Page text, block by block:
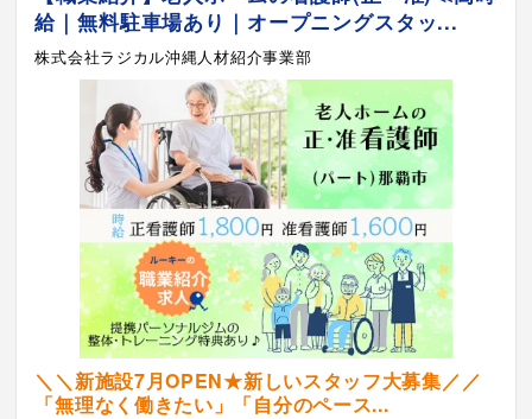
給｜無料駐車場あり｜オープニングスタッ...
株式会社ラジカル沖縄人材紹介事業部
＼＼新施設7月OPEN★新しいスタッフ大募集／／
「無理なく働きたい」「自分のペース...